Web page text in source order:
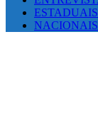
ESTADUAIS
NACIONAIS